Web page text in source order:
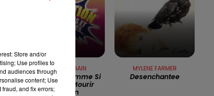
16h00 - 19h00
LE JUKEBOX RDL
MICHEL FUGAIN
Chante ... Comme Si
Tu Devais Mourir
Demain
MYLENE FARMER
Desenchantee
Store and/or
Use profiles to
audiences through
content; Use
and fix errors;